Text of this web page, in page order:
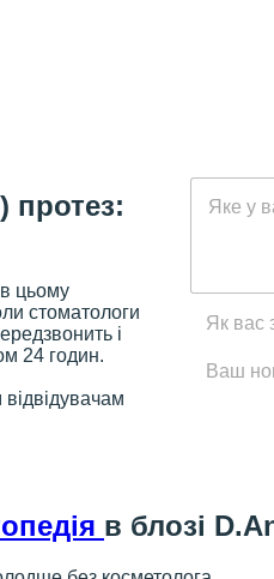
протез:
цьому
стоматологи
і
24 годин.
в блозі